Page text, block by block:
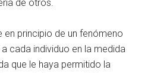
de otros.
en principio de un fenómeno
cada individuo en la medida
que le haya permitido la